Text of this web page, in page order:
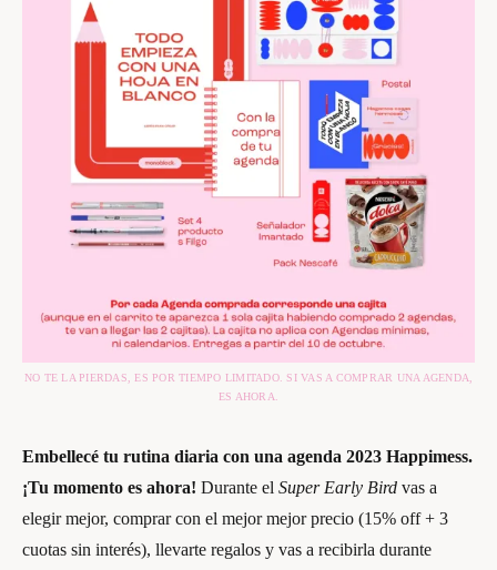
NO TE LA PIERDAS, ES POR TIEMPO LIMITADO. SI VAS A COMPRAR UNA AGENDA,
ES AHORA.
Embellecé tu rutina diaria con una agenda 2023 Happimess.
¡Tu momento es ahora! Durante el Super Early Bird vas a
elegir mejor, comprar con el mejor mejor precio (15% off + 3
cuotas sin interés), llevarte regalos y vas a recibirla durante